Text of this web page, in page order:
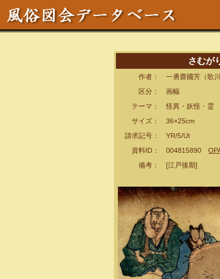
さむが
作者： 一勇齋國芳（歌川
区分： 画幅
テーマ： 怪異・妖怪・霊
サイズ： 36×25cm
請求記号： YR/5/Ut
資料ID： 004815890
備考： [江戸後期]